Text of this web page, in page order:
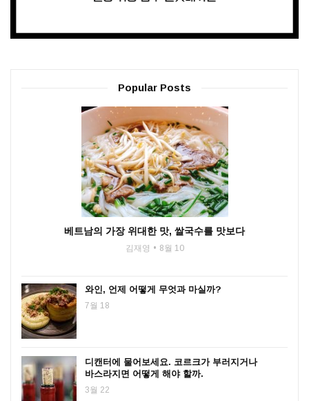
Popular Posts
베트남의 가장 위대한 맛, 쌀국수를 맛보다
김재영 8월 10
와인, 언제 어떻게 무엇과 마실까?
7월 18
디캔터에 물어보세요. 코르크가 부러지거나
바스라지면 어떻게 해야 할까.
3월 22